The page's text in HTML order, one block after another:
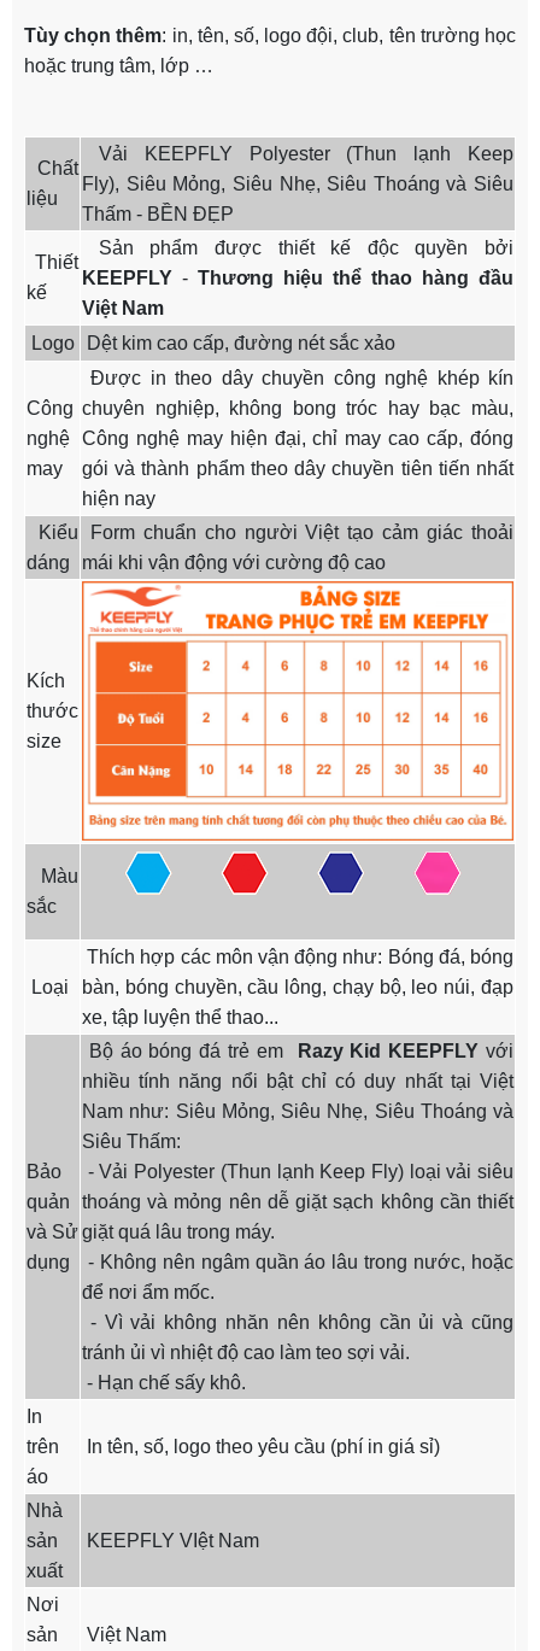
Tùy chọn thêm: in, tên, số, logo đội, club, tên trường học
hoặc trung tâm, lớp …
Chất
liệu
Vải KEEPFLY Polyester (Thun lạnh Keep
Fly), Siêu Mỏng, Siêu Nhẹ, Siêu Thoáng và Siêu
Thấm - BỀN ĐẸP
Thiết
kế
Sản phẩm được thiết kế độc quyền bởi
KEEPFLY - Thương hiệu thể thao hàng đầu
Việt Nam
Logo
Dệt kim cao cấp, đường nét sắc xảo
Công
nghệ
may
Được in theo dây chuyền công nghệ khép kín
chuyên nghiệp, không bong tróc hay bạc màu,
Công nghệ may hiện đại, chỉ may cao cấp, đóng
gói và thành phẩm theo dây chuyền tiên tiến nhất
hiện nay
Kiểu
dáng
Form chuẩn cho người Việt tạo cảm giác thoải
mái khi vận động với cường độ cao
Kích
thước
size
Màu
sắc
Loại
Thích hợp các môn vận động như: Bóng đá, bóng
bàn, bóng chuyền, cầu lông, chạy bộ, leo núi, đạp
xe, tập luyện thể thao...
Bảo
quản
và Sử
dụng
Bộ áo bóng đá trẻ em Razy Kid KEEPFLY với
nhiều tính năng nổi bật chỉ có duy nhất tại Việt
Nam như: Siêu Mỏng, Siêu Nhẹ, Siêu Thoáng và
Siêu Thấm:
- Vải Polyester (Thun lạnh Keep Fly) loại vải siêu
thoáng và mỏng nên dễ giặt sạch không cần thiết
giặt quá lâu trong máy.
- Không nên ngâm quần áo lâu trong nước, hoặc
để nơi ẩm mốc.
- Vì vải không nhăn nên không cần ủi và cũng
tránh ủi vì nhiệt độ cao làm teo sợi vải.
- Hạn chế sấy khô.
In
trên
áo
In tên, số, logo theo yêu cầu (phí in giá sỉ)
Nhà
sản
xuất
KEEPFLY VIệt Nam
Nơi
sản
Việt Nam